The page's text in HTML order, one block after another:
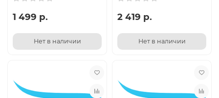
1 499 р.
Нет в наличии
2 419 р.
Нет в наличии